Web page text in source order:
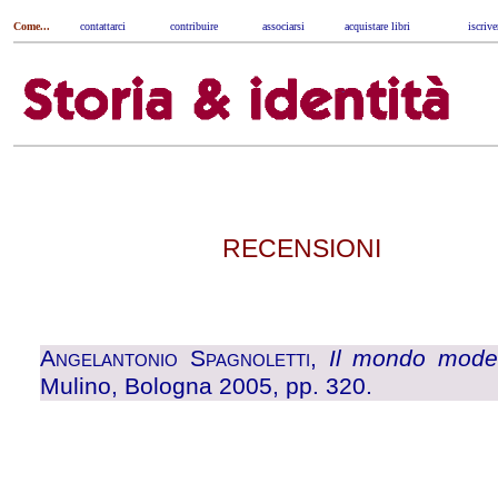
Come... contattarci contribuire associarsi acquistare libri
RECENSIONI
Angelantonio Spagnoletti, Il mondo
Mulino, Bologna 2005, pp. 320.